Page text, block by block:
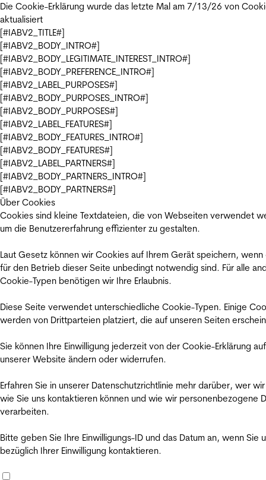
Die Cookie-Erklärung wurde das letzte Mal am 7/13/26 von
aktualisiert
[#IABV2_TITLE#]
[#IABV2_BODY_INTRO#]
[#IABV2_BODY_LEGITIMATE_INTEREST_INTRO#]
[#IABV2_BODY_PREFERENCE_INTRO#]
[#IABV2_LABEL_PURPOSES#]
[#IABV2_BODY_PURPOSES_INTRO#]
[#IABV2_BODY_PURPOSES#]
[#IABV2_LABEL_FEATURES#]
[#IABV2_BODY_FEATURES_INTRO#]
[#IABV2_BODY_FEATURES#]
[#IABV2_LABEL_PARTNERS#]
[#IABV2_BODY_PARTNERS_INTRO#]
[#IABV2_BODY_PARTNERS#]
Über Cookies
Cookies sind kleine Textdateien, die von Webseiten verwendet
um die Benutzererfahrung effizienter zu gestalten.
Laut Gesetz können wir Cookies auf Ihrem Gerät speichern, wenn
für den Betrieb dieser Seite unbedingt notwendig sind. Für alle
Cookie-Typen benötigen wir Ihre Erlaubnis.
Diese Seite verwendet unterschiedliche Cookie-Typen. Einige
werden von Drittparteien platziert, die auf unseren Seiten
Sie können Ihre Einwilligung jederzeit von der Cookie-Erklärung auf
unserer Website ändern oder widerrufen.
Erfahren Sie in unserer Datenschutzrichtlinie mehr darüber, wer
wie Sie uns kontaktieren können und wie wir personenbezogene
verarbeiten.
Bitte geben Sie Ihre Einwilligungs-ID und das Datum an, wenn Sie
bezüglich Ihrer Einwilligung kontaktieren.